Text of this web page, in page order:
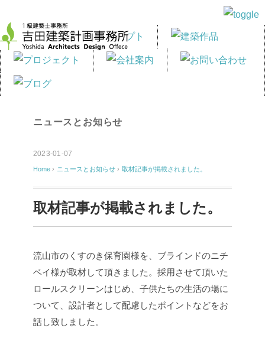
ニュースとお知らせ
2023-01-07
Home › ニュースとお知らせ › 取材記事が掲載されました。
取材記事が掲載されました。
流山市のくすのき保育園様を、ブラインドのニチ
ベイ様が取材して頂きました。採用させて頂いた
ロールスクリーンはじめ、子供たちの生活の場に
ついて、設計者として配慮したポイントなどをお
話し致しました。